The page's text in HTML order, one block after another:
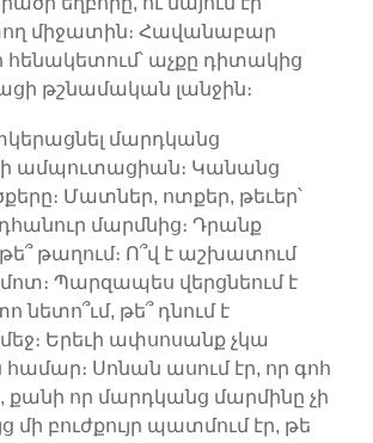
միջատին։ Հավանաբար
հենակետում՝ աչքը դիտակից
թշնամական լանջին։
մարդկանց
ամպուտացիան։ Կանանց
Մատներ, ոտքեր, թեւեր՝
մարմնից։ Դրանք
թաղում։ Ո՞վ է աշխատում
Պարզապես վերցնեում է
նետո՞ւմ, թե՞ դնում է
Երեւի ափսոսանք չկա
Սոնան ասում էր, որ գոհ
քանի որ մարդկանց մարմինը չի
մի բուժքույր պատմում էր, թե